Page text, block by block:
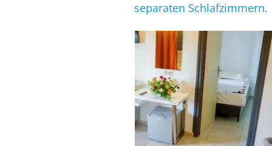
größere Variante mit zwei separaten Schlafzimmern.